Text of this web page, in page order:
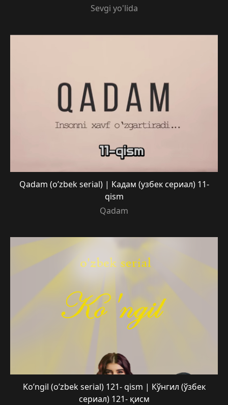
Sevgi yo'lida
Qadam (o’zbek serial) | Кадам (узбек сериал) 11-
qism
Qadam
Ko’ngil (o’zbek serial) 121- qism | Кўнгил (ўзбек
сериал) 121- қисм